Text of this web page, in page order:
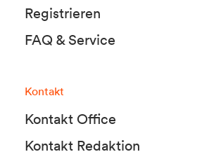
Registrieren
FAQ & Service
Kontakt
Kontakt Office
Kontakt Redaktion